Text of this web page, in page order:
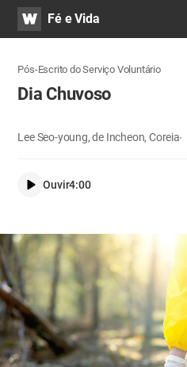
WATVFé e Vida
Pós-Escrito do Serviço Voluntário
Dia Chuvoso
Lee Seo-young, de Incheon, Coreia
Ouvir4:00